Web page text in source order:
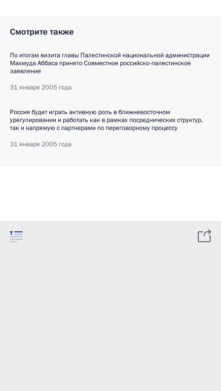
Смотрите также
По итогам визита главы Палестинской национальной администрации
Махмуда Аббаса принято Совместное российско-палестинское
заявление
31 января 2005 года
Россия будет играть активную роль в ближневосточном
урегулировании и работать как в рамках посреднических структур,
так и напрямую с партнерами по переговорному процессу
31 января 2005 года